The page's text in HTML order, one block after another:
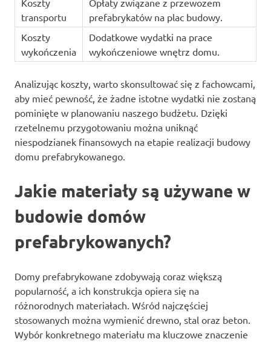
Koszty
transportu
Opłaty związane z przewozem
prefabrykatów na plac budowy.
Koszty
wykończenia
Dodatkowe wydatki na prace
wykończeniowe wnętrz domu.
Analizując koszty, warto skonsultować się z fachowcami,
aby mieć pewność, że żadne istotne wydatki nie zostaną
pominięte w planowaniu naszego budżetu. Dzięki
rzetelnemu przygotowaniu można uniknąć
niespodzianek finansowych na etapie realizacji budowy
domu prefabrykowanego.
Jakie materiały są używane w
budowie domów
prefabrykowanych?
Domy prefabrykowane zdobywają coraz większą
popularność, a ich konstrukcja opiera się na
różnorodnych materiałach. Wśród najczęściej
stosowanych można wymienić drewno, stal oraz beton.
Wybór konkretnego materiału ma kluczowe znaczenie